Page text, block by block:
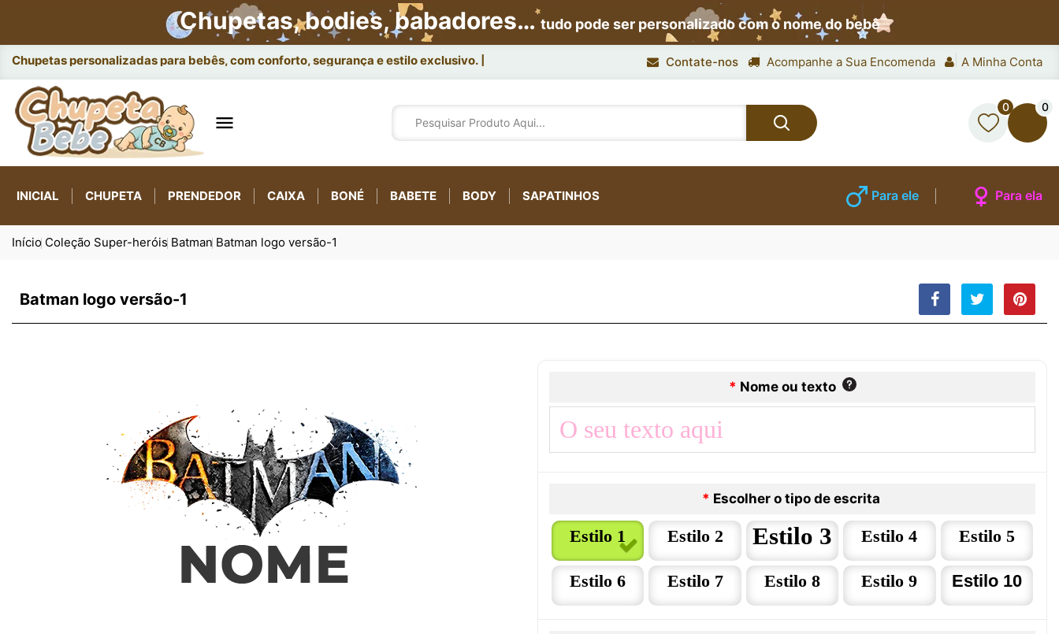
Chupetas, bodies, babadores…tudo pode ser personalizado com o nome do bebê
Chupetas personalizadas para bebês, com conforto, segurança e estilo exclusivo. Contate-nos Acompanhe a Sua Encomenda A Minha Conta

0 0
INICIAL CHUPETA PRENDEDOR CAIXA BONÉ BABETE BODY SAPATINHOS Para ele Para ela
Início Coleção Super-heróis Batman Batman logo versão-1
Batman logo versão-1
* Nome ou texto
* Escolher o tipo de escrita
Estilo 1 Estilo 2 Estilo 3 Estilo 4 Estilo 5
Estilo 6 Estilo 7 Estilo 8 Estilo 9 Estilo 10